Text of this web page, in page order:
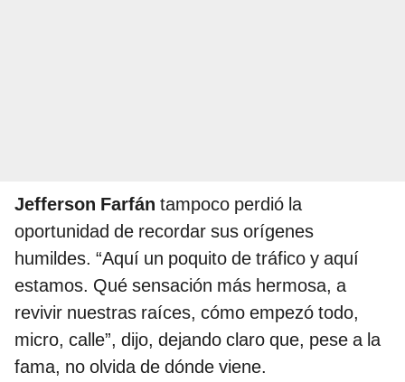
Jefferson Farfán tampoco perdió la
oportunidad de recordar sus orígenes
humildes. “Aquí un poquito de tráfico y aquí
estamos. Qué sensación más hermosa, a
revivir nuestras raíces, cómo empezó todo,
micro, calle”, dijo, dejando claro que, pese a la
fama, no olvida de dónde viene.